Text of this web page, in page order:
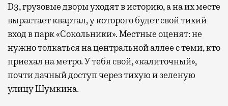
D3, грузовые дворы уходят в историю, а на их месте
вырастает квартал, у которого будет свой тихий
вход в парк «Сокольники». Местные оценят: не
нужно толкаться на центральной аллее с теми, кто
приехал на метро. У тебя свой, «калиточный»,
почти дачный доступ через тихую и зеленую
улицу Шумкина.